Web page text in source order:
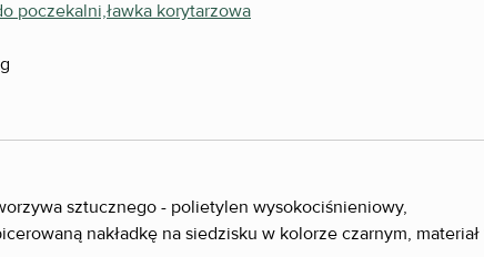
sztucznego - polietylen wysokociśnieniowy,
nakładkę na siedzisku w kolorze czarnym,